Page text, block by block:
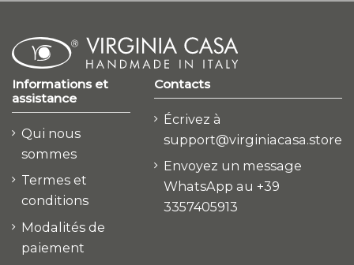
Informations et
assistance
Qui nous
sommes
Termes et
conditions
Modalités de
paiement
Contacts
Écrivez à
support@virginiacasa.store
Envoyez un message
WhatsApp au +39
3357405913